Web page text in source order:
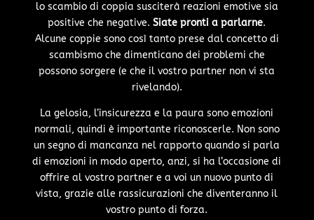
lo scambio di coppia susciterà reazioni emotive sia
positive che negative.Siate pronti a parlarne.
Alcune coppie sono così tanto prese dal concetto di
scambismo che dimenticano dei problemi che
possono sorgere (e che il vostro partner non vi sta
rivelando).
La gelosia, l’insicurezza e la paura sono emozioni
normali, quindi è importante riconoscerle. Non sono
un segno di mancanza nel rapporto quando si parla
di emozioni in modo aperto, anzi, si ha l’occasione di
offrire al vostro partner e a voi un nuovo punto di
vista, grazie alle rassicurazioni che diventeranno il
vostro punto di forza.